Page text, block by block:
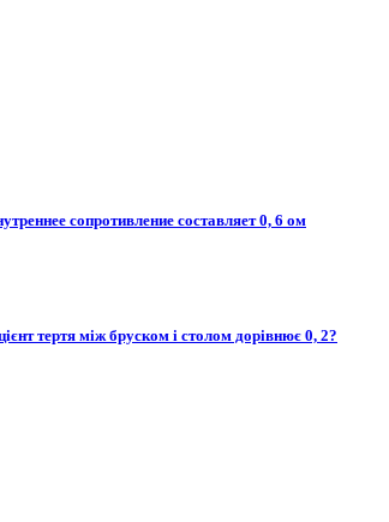
сопротивление составляет 0, 6 ом
тертя між бруском і столом дорівнює 0, 2?​